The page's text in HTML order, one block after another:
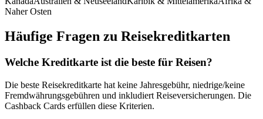
Naher Osten
Häufige Fragen zu Reisekreditkarten
Welche Kreditkarte ist die beste für Reisen?
Die beste Reisekreditkarte hat keine Jahresgebühr, niedrige/keine
Fremdwährungsgebühren und inkludiert Reiseversicherungen. Die
Cashback Cards erfüllen diese Kriterien.